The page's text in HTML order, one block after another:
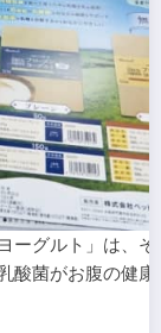
ーグルト」は、
酸菌がお腹の健